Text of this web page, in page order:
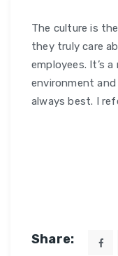
The culture is
they truly care
employees. It’s
environment
always best. I
Share: